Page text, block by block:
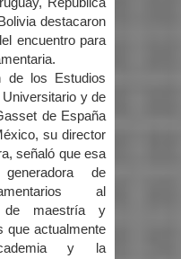
República
destacaron
encuentro para
de los Estudios
y de
de España
su director
señaló que esa
de
al
de maestría y
que actualmente
y la